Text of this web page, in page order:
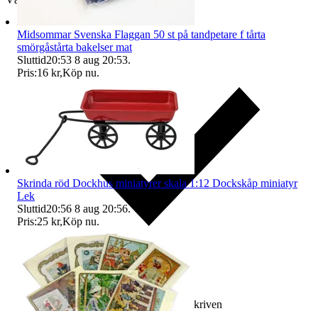
Ersättning om varan inte är som beskriven
Midsommar Svenska Flaggan 50 st på tandpetare f tårta
smörgåstårta bakelser mat
Sluttid20:53 8 aug 20:53.
Pris:16 kr,Köp nu.
Skrinda röd Dockhus miniatyrer skala 1:12 Dockskåp miniatyr
Lek
Sluttid20:56 8 aug 20:56.
Pris:25 kr,Köp nu.